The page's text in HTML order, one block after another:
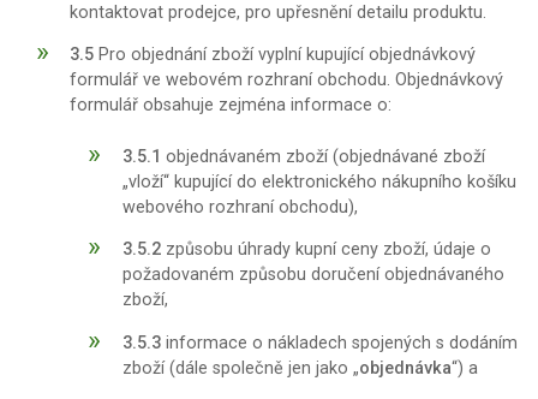
kontaktovat prodejce, pro upřesnění detailu produktu.
3.5 Pro objednání zboží vyplní kupující objednávkový
formulář ve webovém rozhraní obchodu. Objednávkový
formulář obsahuje zejména informace o:
3.5.1 objednávaném zboží (objednávané zboží
„vloží“ kupující do elektronického nákupního košíku
webového rozhraní obchodu),
3.5.2způsobu úhrady kupní ceny zboží, údaje o
požadovaném způsobu doručení objednávaného
zboží,
3.5.3informace o nákladech spojených s dodáním
zboží (dále společně jen jako „objednávka“) a